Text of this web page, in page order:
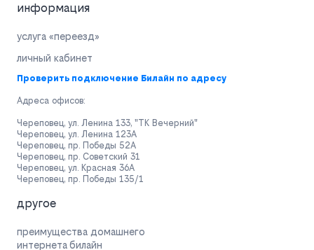
информация
услуга «переезд»
личный кабинет
Проверить подключение Билайн по адресу
Адреса офисов:
Череповец, ул. Ленина 133, "ТК Вечерний"
Череповец, ул. Ленина 123А
Череповец, пр. Победы 52А
Череповец, пр. Советский 31
Череповец, ул. Красная 36А
Череповец, пр. Победы 135/1
другое
преимущества домашнего
интернета билайн